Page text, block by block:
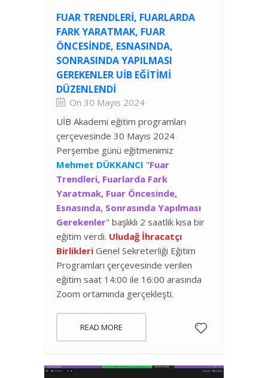
FUAR TRENDLERI, FUARLARDA
FARK YARATMAK, FUAR
ÖNCESINDE, ESNASINDA,
SONRASINDA YAPILMASI
GEREKENLER UİB EĞITIMI
DÜZENLENDI
On 30 Mayıs 2024
UİB Akademi eğitim programları
çerçevesinde 30 Mayıs 2024
Perşembe günü eğitmenimiz
Mehmet DÜKKANCI "Fuar
Trendleri, Fuarlarda Fark
Yaratmak, Fuar Öncesinde,
Esnasında, Sonrasında Yapılması
Gerekenler" başlıklı 2 saatlik kısa bir
eğitim verdi. Uludağ İhracatçı
Birlikleri Genel Sekreterliği Eğitim
Programları çerçevesinde verilen
eğitim saat 14:00 ile 16:00 arasında
Zoom ortamında gerçekleşti.
READ MORE